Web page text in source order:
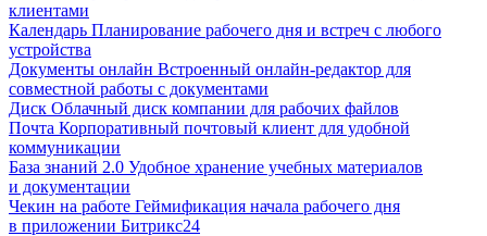
клиентами
Календарь Планирование рабочего дня и встреч с любого
устройства
Документы онлайн Встроенный онлайн-редактор для
совместной работы с документами
Диск Облачный диск компании для рабочих файлов
Почта Корпоративный почтовый клиент для удобной
коммуникации
База знаний 2.0 Удобное хранение учебных материалов
и документации
Чекин на работе Геймификация начала рабочего дня
в приложении Битрикс24